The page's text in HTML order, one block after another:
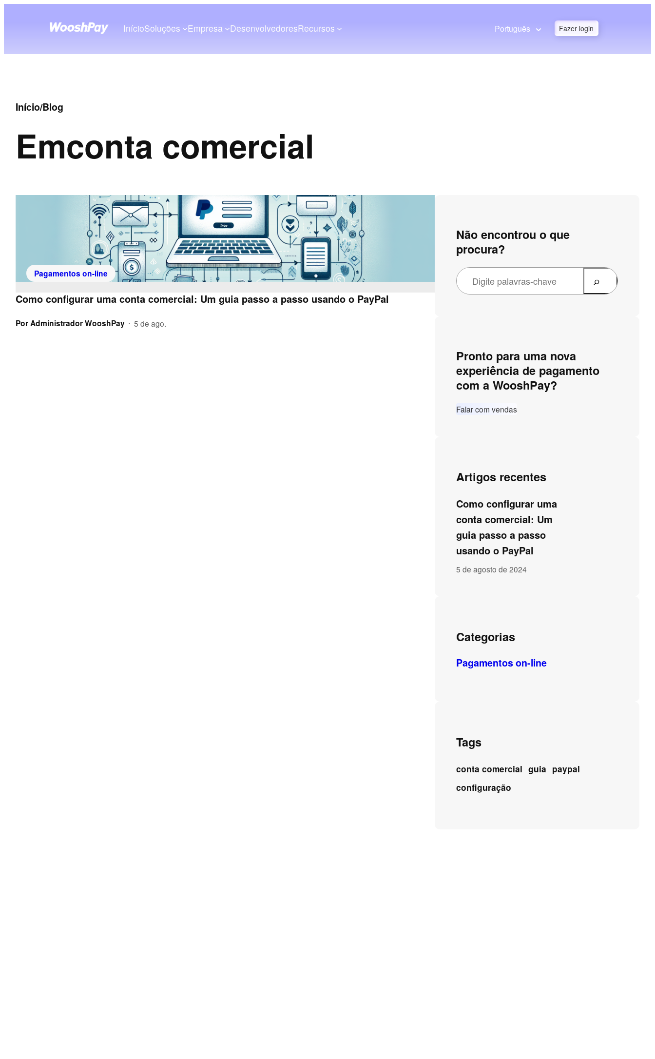
InícioSoluções Empresa DesenvolvedoresRecursos Português Fazer login
Início/Blog
Emconta comercial
Pagamentos on-line
Como configurar uma conta comercial: Um guia passo a passo usando o PayPal
PorAdministrador WooshPay • 5 de ago.
Não encontrou o que
procura?
Pronto para uma nova
experiência de pagamento
com a WooshPay?
Falar com vendas
Artigos recentes
Como configurar uma
conta comercial: Um
guia passo a passo
usando o PayPal
5 de agosto de 2024
Categorias
Pagamentos on-line
Tags
conta comercial guia paypal
configuração